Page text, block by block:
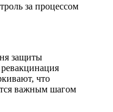
за процессом
защиты
что
важным шагом